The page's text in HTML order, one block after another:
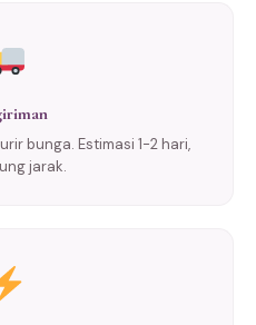
bunga. Estimasi 1-2 hari,
jarak.